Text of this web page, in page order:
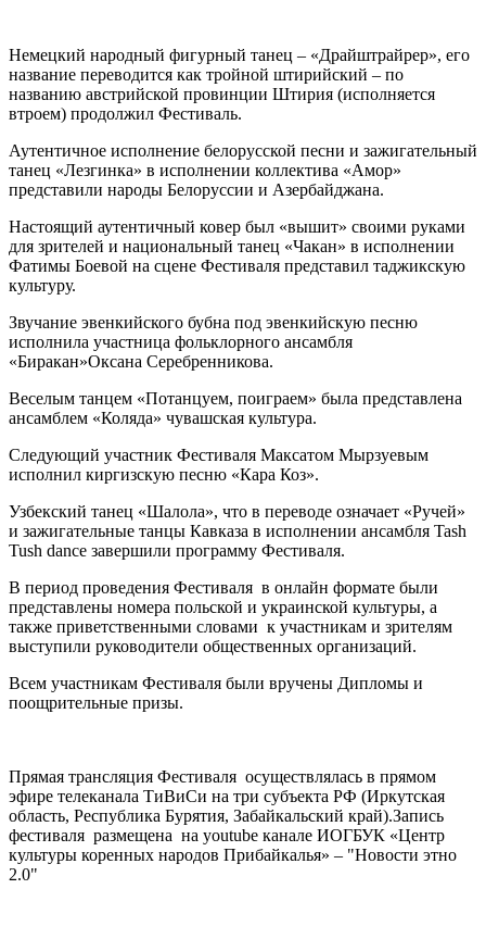
Немецкий народный фигурный танец – «Драйштрайрер», его
название переводится как тройной штирийский – по
названию австрийской провинции Штирия (исполняется
втроем) продолжил Фестиваль.
Аутентичное исполнение белорусской песни и зажигательный
танец «Лезгинка» в исполнении коллектива «Амор»
представили народы Белоруссии и Азербайджана.
Настоящий аутентичный ковер был «вышит» своими руками
для зрителей и национальный танец «Чакан» в исполнении
Фатимы Боевой на сцене Фестиваля представил таджикскую
культуру.
Звучание эвенкийского бубна под эвенкийскую песню
исполнила участница фольклорного ансамбля
«Биракан»Оксана Серебренникова.
Веселым танцем «Потанцуем, поиграем» была представлена
ансамблем «Коляда» чувашская культура.
Следующий участник Фестиваля Максатом Мырзуевым
исполнил киргизскую песню «Кара Коз».
Узбекский танец «Шалола», что в переводе означает «Ручей»
и зажигательные танцы Кавказа в исполнении ансамбля Tash
Tush dance завершили программу Фестиваля.
В период проведения Фестиваля в онлайн формате были
представлены номера польской и украинской культуры, а
также приветственными словами к участникам и зрителям
выступили руководители общественных организаций.
Всем участникам Фестиваля были вручены Дипломы и
поощрительные призы.
Прямая трансляция Фестиваля осуществлялась в прямом
эфире телеканала ТиВиСи на три субъекта РФ (Иркутская
область, Республика Бурятия, Забайкальский край).Запись
фестиваля размещена на youtube канале ИОГБУК «Центр
культуры коренных народов Прибайкалья» – "Новости этно
2.0"